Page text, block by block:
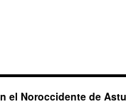
el Noroccidente de